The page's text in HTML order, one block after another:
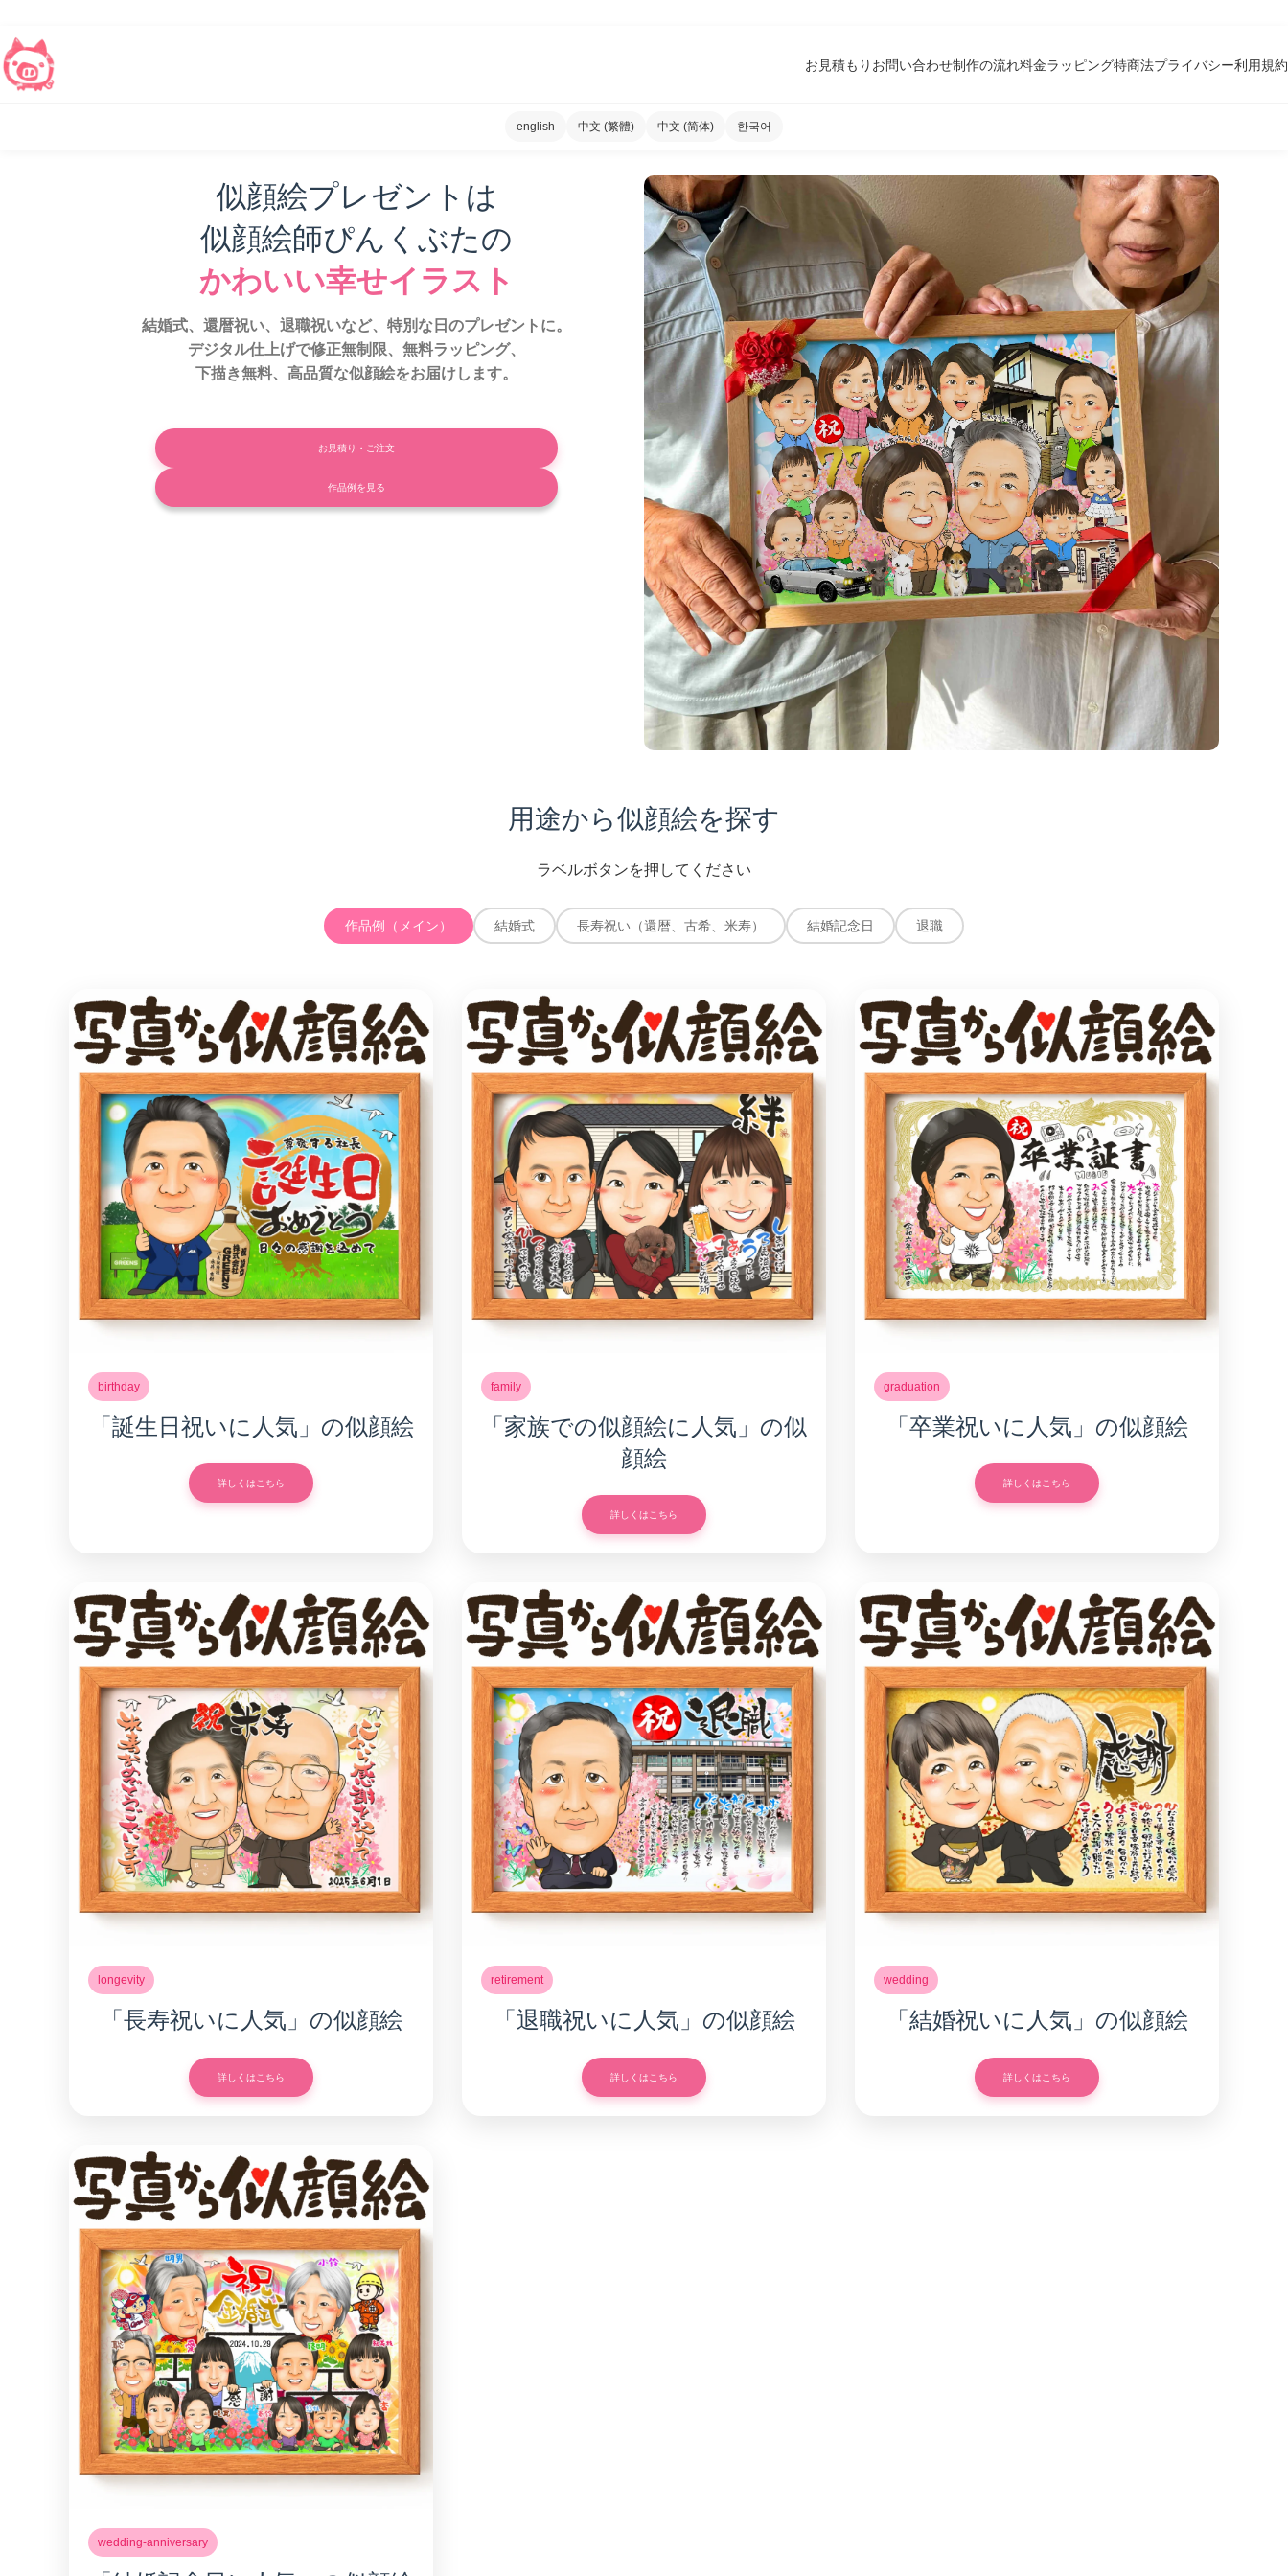
お見積もり お問い合わせ制作の流れ料金ラッピング特商法プライバシー利用規約
english 中文 (繁體) 中文 (简体) 한국어
似顔絵プレゼントは
似顔絵師ぴんくぶたの
かわいい幸せイラスト
結婚式、還暦祝い、退職祝いなど、特別な日のプレゼントに。
デジタル仕上げで修正無制限、無料ラッピング、
下描き無料、高品質な似顔絵をお届けします。
お見積り・ご注文
作品例を見る
用途から似顔絵を探す
ラベルボタンを押してください
作品例（メイン） 結婚式 長寿祝い（還暦、古希、米寿） 結婚記念日 退職
birthday
「誕生日祝いに人気」の似顔絵
詳しくはこちら
family
「家族での似顔絵に人気」の似
顔絵
詳しくはこちら
graduation
「卒業祝いに人気」の似顔絵
詳しくはこちら
longevity
「長寿祝いに人気」の似顔絵
詳しくはこちら
retirement
「退職祝いに人気」の似顔絵
詳しくはこちら
wedding
「結婚祝いに人気」の似顔絵
詳しくはこちら
wedding-anniversary